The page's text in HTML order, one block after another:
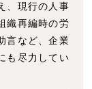
、現行の人事
織再編時の労
言など、企業
も尽力してい